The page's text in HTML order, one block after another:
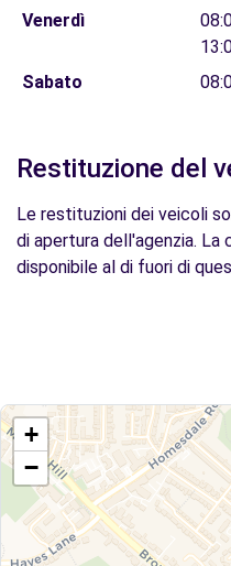
Venerdì
Sabato
Restituzione del
Le restituzioni dei veicoli
di apertura dell'agenzia. La
disponibile al di fuori di
+
−